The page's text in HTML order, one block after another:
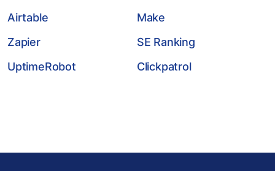
Airtable
Make
Zapier
SE Ranking
UptimeRobot
Clickpatrol